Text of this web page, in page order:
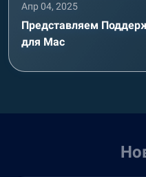
Апр 04, 2025
Представляем
для Mac